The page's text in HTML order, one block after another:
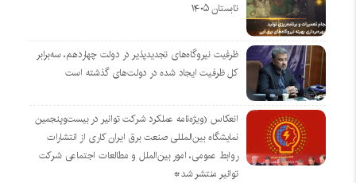
تابستان ۱۴۰۵
ظرفیت نیروگاه‌های تجدیدپذیر در دولت چهاردهم، سه‌برابر
کل ظرفیت ایجاد شده در دولت‌های گذشته است
انعکاس (ویژه‌نامه عملکرد شرکت توانیر در بیست‌وپنجمین
نمایشگاه بین‌المللی صنعت برق ایران کاری از انتشارات
روابط عمومی، امور بین‌الملل و مطالعات اجتماعی شرکت
توانیر منتشر شد*